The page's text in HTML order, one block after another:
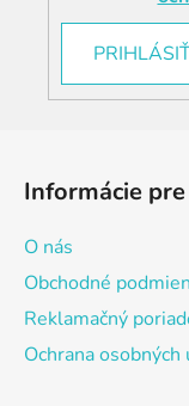
Informácie
O nás
Obchodné
Reklamačný
Ochrana osobných